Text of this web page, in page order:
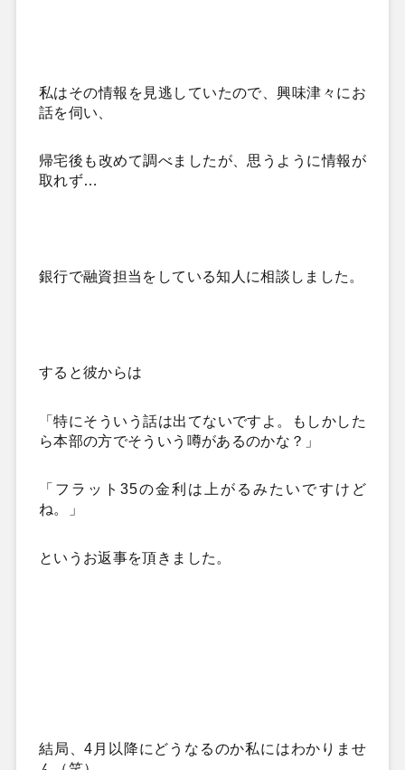
私はその情報を見逃していたので、興味津々にお
話を伺い、
帰宅後 も改めて調べましたが、思うように情報が
取れず…
銀行で融資担当をしている知人に相談しました。
すると彼からは
「特にそういう話は出てないですよ。もしかした
ら本部の方でそういう噂があるのかな？」
「フラット35の金利は上がるみたいですけど
ね。」
というお返事を頂きました。
結局、4月以降にどうなるのか私にはわかりませ